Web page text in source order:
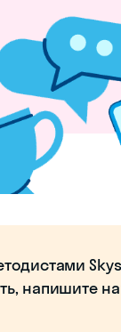
напишите